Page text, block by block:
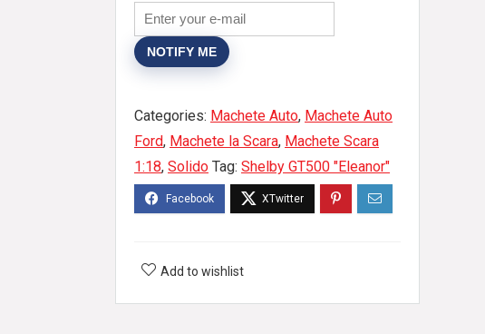
NOTIFY ME
Categories: Machete Auto, Machete Auto
Ford, Machete la Scara, Machete Scara
1:18, Solido Tag: Shelby GT500 "Eleanor"
Add to wishlist